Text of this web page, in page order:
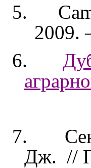
5.
2009.
6.
7.
Дж. //